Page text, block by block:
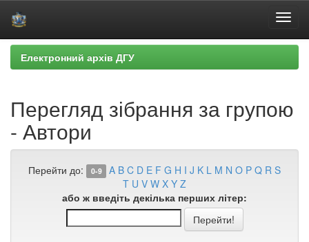
Skip
navigation
Електронний архів ДГУ
Перегляд зібрання за групою
- Автори
Перейти до: 0-9 A B C D E F G H I J K L M N O P Q R S
T U V W X Y Z
або ж введіть декілька перших літер: